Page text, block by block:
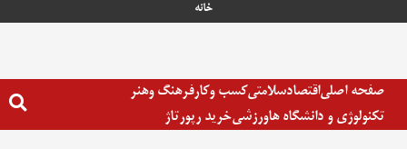
خانه
صفحه اصلیاقتصادسلامتیکسب وکارفرهنگ وهنر
تکنولوژی و دانشگاه هاورزشیخرید رپورتاژ